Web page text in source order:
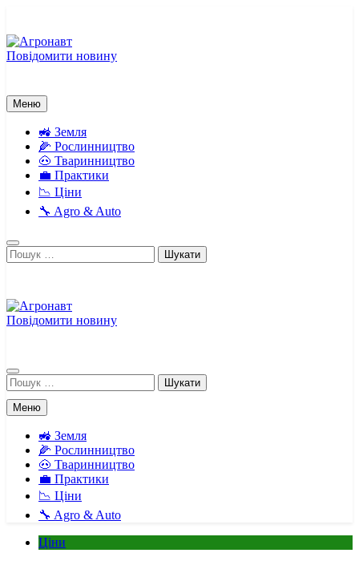
вмісту
Повідомити новину
Меню
🚜 Земля
🌽 Рослинництво
🐽 Тваринництво
💼 Практики
📉 Ціни
🔧 Agro & Auto
Пошук:
Повідомити новину
Пошук:
Меню
🚜 Земля
🌽 Рослинництво
🐽 Тваринництво
💼 Практики
📉 Ціни
🔧 Agro & Auto
Ціни